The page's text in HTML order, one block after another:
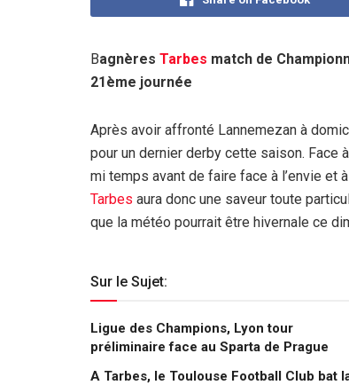
Bagnères Tarbes match de
21ème journée
Après avoir affronté Lannemezan à
pour un dernier derby cette saison. Face
mi temps avant de faire face à l’envie et
Tarbes aura donc une saveur toute
que la météo pourrait être hivernale ce
Sur le Sujet:
Ligue des Champions, Lyon tour
préliminaire face au Sparta de Prague
A Tarbes, le Toulouse Football Club bat